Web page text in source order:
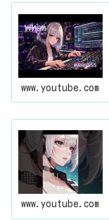
www.youtube.com
www.youtube.com